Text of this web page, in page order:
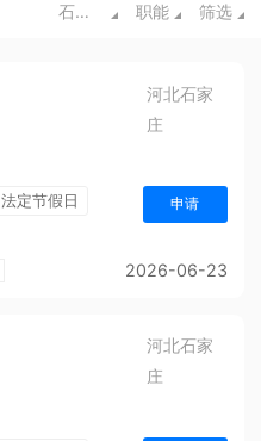
石家庄 职能 筛选
河北石家
庄
法定节假日
申请
2026-06-23
河北石家
庄